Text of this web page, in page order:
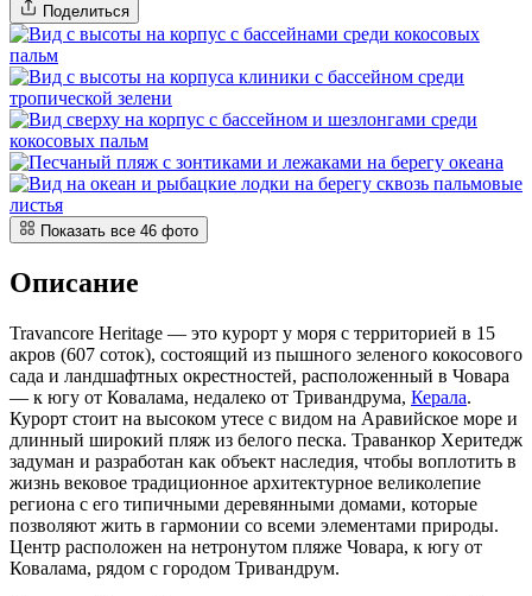
Поделиться
Показать все 46 фото
Описание
Travancore Heritage — это курорт у моря с территорией в 15
акров (607 соток), состоящий из пышного зеленого кокосового
сада и ландшафтных окрестностей, расположенный в Човара
— к югу от Ковалама, недалеко от Тривандрума, Керала.
Курорт стоит на высоком утесе с видом на Аравийское море и
длинный широкий пляж из белого песка. Траванкор Херитедж
задуман и разработан как объект наследия, чтобы воплотить в
жизнь вековое традиционное архитектурное великолепие
региона с его типичными деревянными домами, которые
позволяют жить в гармонии со всеми элементами природы.
Центр расположен на нетронутом пляже Човара, к югу от
Ковалама, рядом с городом Тривандрум.